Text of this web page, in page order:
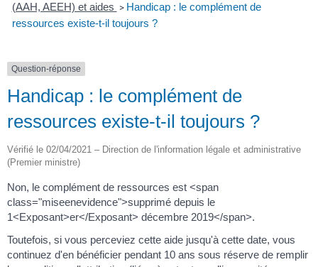
(AAH, AEEH) et aides > Handicap : le complément de
ressources existe-t-il toujours ?
Question-réponse
Handicap : le complément de
ressources existe-t-il toujours ?
Vérifié le 02/04/2021 – Direction de l'information légale et administrative
(Premier ministre)
Non, le complément de ressources est <span
class="miseenevidence">supprimé depuis le
1<Exposant>er</Exposant> décembre 2019</span>.
Toutefois, si vous perceviez cette aide jusqu'à cette date, vous
continuez d'en bénéficier pendant 10 ans sous réserve de remplir